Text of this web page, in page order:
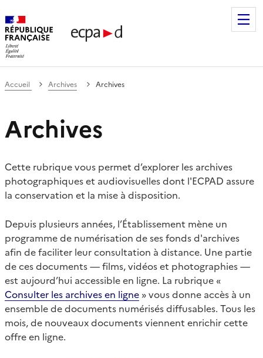
de communication et de production
Accueil Archives Archives
Archives
Cette rubrique vous permet d’explorer les archives
photographiques et audiovisuelles dont l'ECPAD assure
la conservation et la mise à disposition.
Depuis plusieurs années, l’Établissement mène un
programme de numérisation de ses fonds d'archives
afin de faciliter leur consultation à distance. Une partie
de ces documents — films, vidéos et photographies —
est aujourd’hui accessible en ligne. La rubrique «
Consulter les archives en ligne » vous donne accès à un
ensemble de documents numérisés diffusables. Tous les
mois, de nouveaux documents viennent enrichir cette
offre en ligne.